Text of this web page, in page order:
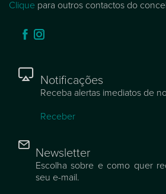
Clique para outros contactos do
Notificações
Receba alertas imediatos de
Receber
Newsletter
Escolha sobre e como quer
seu e-mail.